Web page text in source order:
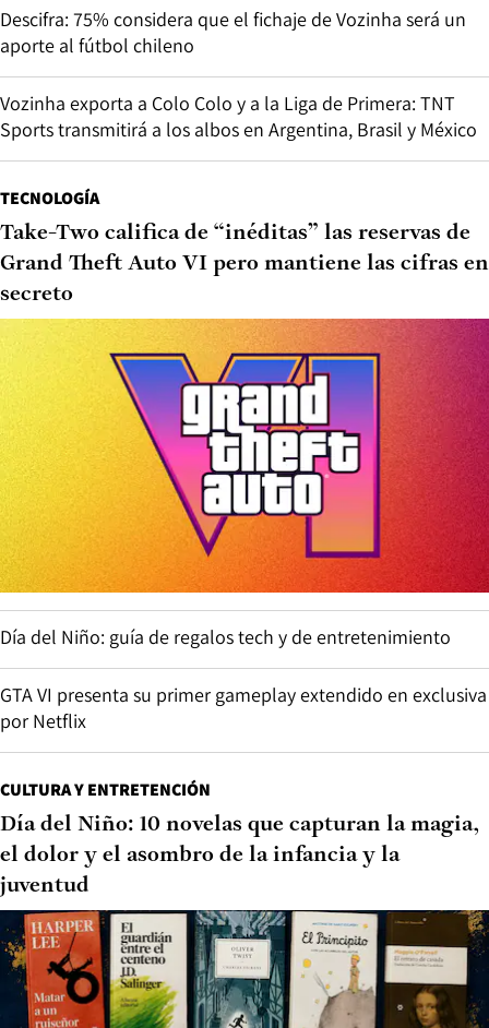
Descifra: 75% considera que el fichaje de Vozinha será un
aporte al fútbol chileno
Vozinha exporta a Colo Colo y a la Liga de Primera: TNT
Sports transmitirá a los albos en Argentina, Brasil y México
TECNOLOGÍA
Take-Two califica de “inéditas” las reservas de
Grand Theft Auto VI pero mantiene las cifras en
secreto
Día del Niño: guía de regalos tech y de entretenimiento
GTA VI presenta su primer gameplay extendido en exclusiva
por Netflix
CULTURA Y ENTRETENCIÓN
Día del Niño: 10 novelas que capturan la magia,
el dolor y el asombro de la infancia y la
juventud